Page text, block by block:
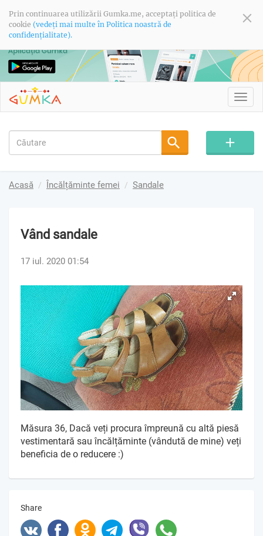
Prin continuarea utilizării Gumka.me, acceptați politica de
cookie (vedeți mai multe în Politica noastră de
confidențialitate).
Acasă Încălțăminte femei Sandale
Vând sandale
17 iul. 2020 01:54
Măsura 36, Dacă veți procura împreună cu altă piesă
vestimentară sau încălțăminte (vândută de mine) veți
beneficia de o reducere :)
Share